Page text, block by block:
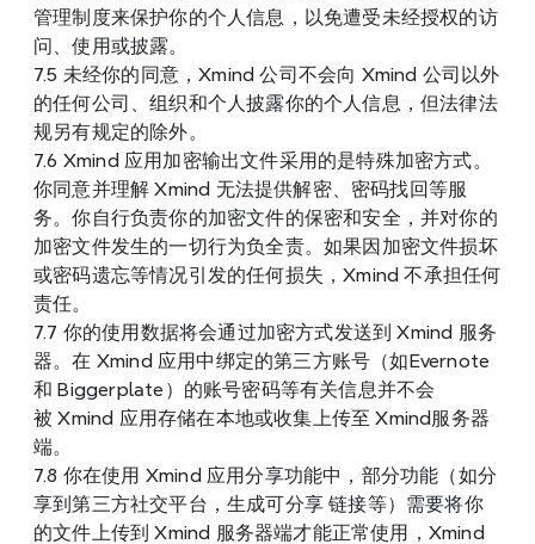
管理制度来保护你的个人信息，以免遭受未经授权的访
问、使用或披露。
7.5 未经你的同意，Xmind 公司不会向 Xmind 公司以外
的任何公司、组织和个人披露你的个人信息，但法律法
规另有规定的除外。
7.6 Xmind 应用加密输出文件采用的是特殊加密方式。
你同意并理解 Xmind 无法提供解密、密码找回等服
务。你自行负责你的加密文件的保密和安全，并对你的
加密文件发生的一切行为负全责。如果因加密文件损坏
或密码遗忘等情况引发的任何损失，Xmind 不承担任何
责任。
7.7 你的使用数据将会通过加密方式发送到 Xmind 服务
器。在 Xmind 应用中绑定的第三方账号（如Evernote
和 Biggerplate）的账号密码等有关信息并不会
被 Xmind 应用存储在本地或收集上传至 Xmind服务器
端。
7.8 你在使用 Xmind 应用分享功能中，部分功能（如分
享到第三方社交平台，生成可分享 链接等）需要将你
的文件上传到 Xmind 服务器端才能正常使用，Xmind